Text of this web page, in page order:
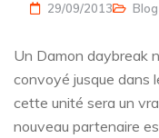
29/09/2013 Blog
Un Damon daybreak
convoyé jusque dans
cette unité sera un
nouveau partenaire